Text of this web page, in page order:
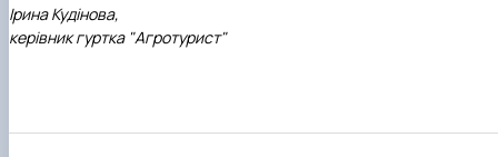
Ірина Кудінова,
керівник гуртка "Агротурист"